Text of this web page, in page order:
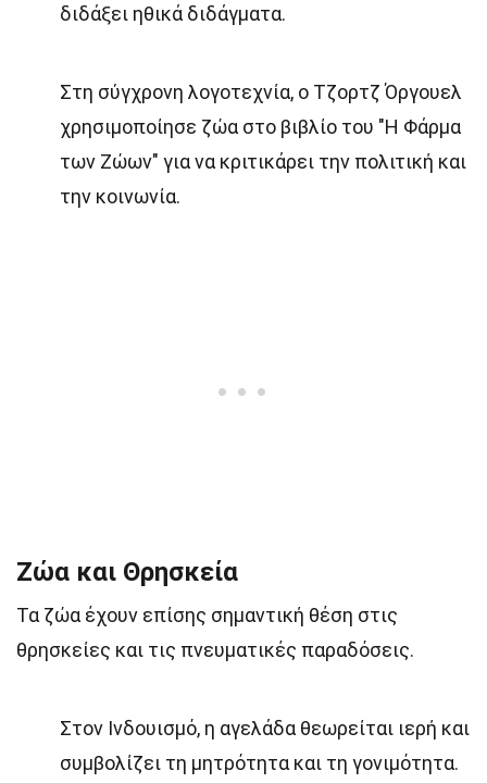
διδάξει ηθικά διδάγματα.
Στη σύγχρονη λογοτεχνία, ο Τζορτζ Όργουελ
χρησιμοποίησε ζώα στο βιβλίο του "Η Φάρμα
των Ζώων" για να κριτικάρει την πολιτική και
την κοινωνία.
Ζώα και Θρησκεία
Τα ζώα έχουν επίσης σημαντική θέση στις
θρησκείες και τις πνευματικές παραδόσεις.
Στον Ινδουισμό, η αγελάδα θεωρείται ιερή και
συμβολίζει τη μητρότητα και τη γονιμότητα.